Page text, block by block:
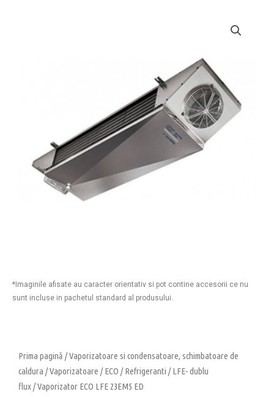
*Imaginile afisate au caracter orientativ si pot contine accesorii ce nu
sunt incluse in pachetul standard al produsului.
Prima pagină /Vaporizatoare si condensatoare, schimbatoare de
caldura /Vaporizatoare /ECO /Refrigeranti /LFE- dublu
flux/ Vaporizator ECO LFE 23EM5 ED